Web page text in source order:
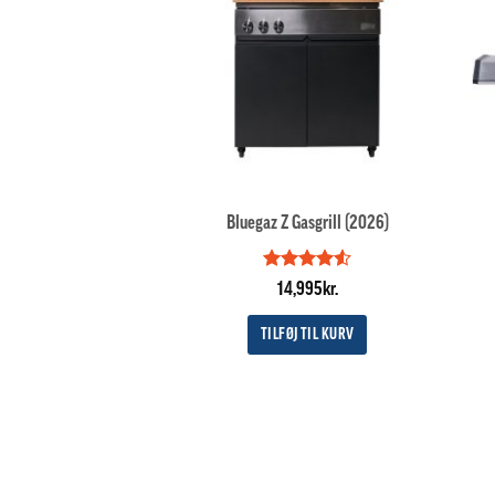
Bluegaz Z Gasgrill (2026)
Vurderet
ud af
5
14,995kr.
TILFØJ TIL KURV